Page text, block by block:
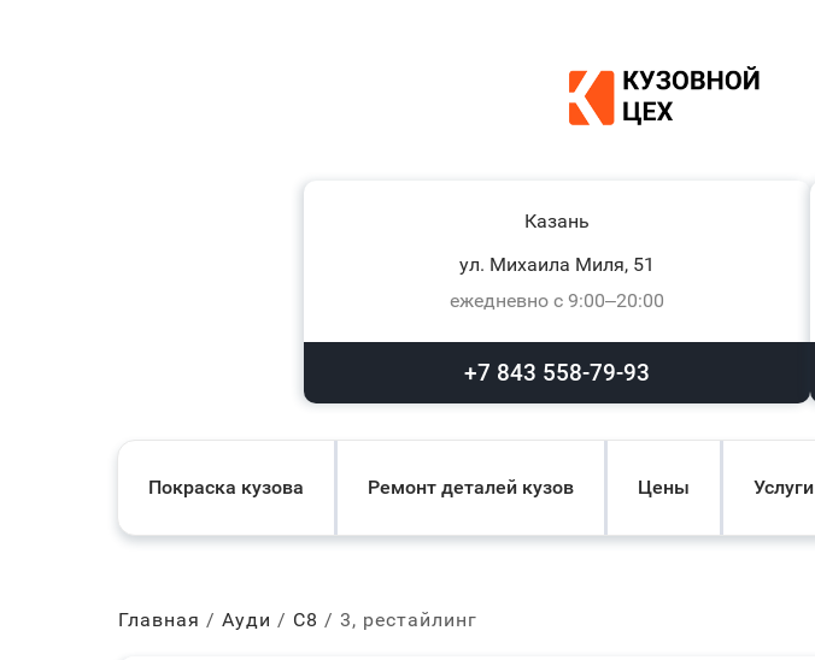
Казань
ул. Михаила Миля, 51
ежедневно с 9:00–20:00
+7 843 558-79-93
Покраска кузова Ремонт деталей кузов Цены Услуги
Главная Ауди С8 3, рестайлинг